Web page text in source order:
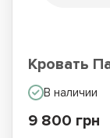
Кровать
В наличии
9 800 грн